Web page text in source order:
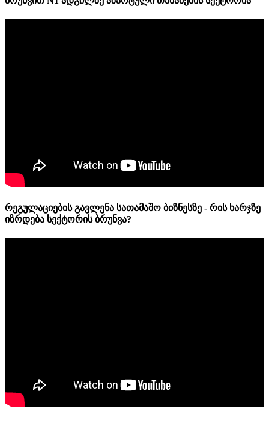
რეგულაციების გავლენა სათამაშო ბიზნესზე - რის ხარჯზე
იზრდება სექტორის ბრუნვა?